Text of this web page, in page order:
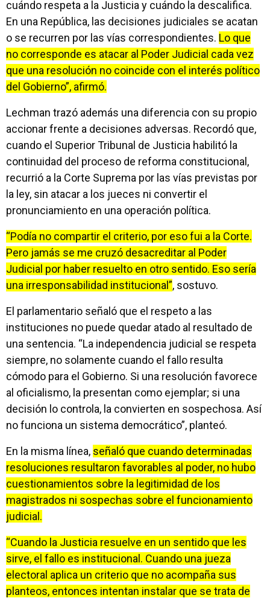
cuándo respeta a la Justicia y cuándo la descalifica.
En una República, las decisiones judiciales se acatan
o se recurren por las vías correspondientes. Lo que
no corresponde es atacar al Poder Judicial cada vez
que una resolución no coincide con el interés político
del Gobierno”, afirmó.
Lechman trazó además una diferencia con su propio
accionar frente a decisiones adversas. Recordó que,
cuando el Superior Tribunal de Justicia habilitó la
continuidad del proceso de reforma constitucional,
recurrió a la Corte Suprema por las vías previstas por
la ley, sin atacar a los jueces ni convertir el
pronunciamiento en una operación política.
“Podía no compartir el criterio, por eso fui a la Corte.
Pero jamás se me cruzó desacreditar al Poder
Judicial por haber resuelto en otro sentido. Eso sería
una irresponsabilidad institucional”, sostuvo.
El parlamentario señaló que el respeto a las
instituciones no puede quedar atado al resultado de
una sentencia. “La independencia judicial se respeta
siempre, no solamente cuando el fallo resulta
cómodo para el Gobierno. Si una resolución favorece
al oficialismo, la presentan como ejemplar; si una
decisión lo controla, la convierten en sospechosa. Así
no funciona un sistema democrático”, planteó.
En la misma línea, señaló que cuando determinadas
resoluciones resultaron favorables al poder, no hubo
cuestionamientos sobre la legitimidad de los
magistrados ni sospechas sobre el funcionamiento
judicial.
“Cuando la Justicia resuelve en un sentido que les
sirve, el fallo es institucional. Cuando una jueza
electoral aplica un criterio que no acompaña sus
planteos, entonces intentan instalar que se trata de